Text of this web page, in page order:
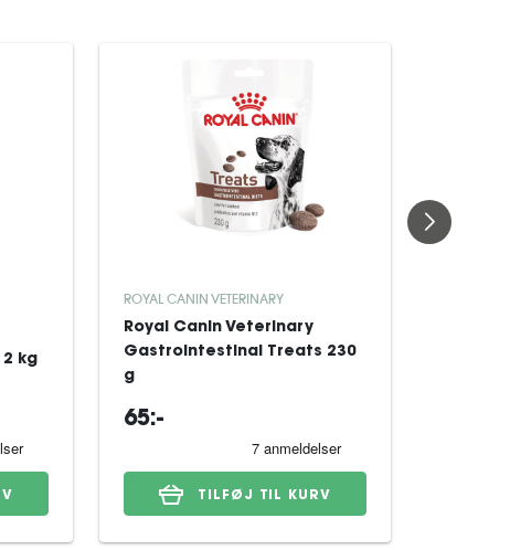
kg
ROYAL CANIN VETERINARY
Royal Canin Veterinary
Gastrointestinal Treats 230
g
65:-
TILFØJ TIL KURV